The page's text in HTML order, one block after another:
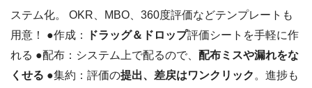
ステム化。 OKR、MBO、360度評価などテンプレートも
用意！ ●作成：
ドラッグ＆ドロップ評価シートを手軽に作
れる ●配布：システム上で配るので、 配布ミスや漏れをな
くせる ●集約：評価の提出、差戻はワンクリック 。進捗も